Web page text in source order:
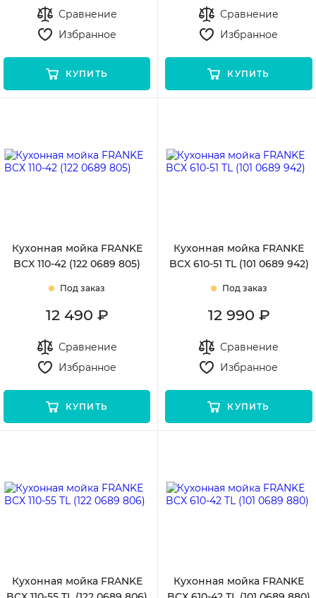
Сравнение
Избранное
КУПИТЬ
Сравнение
Избранное
КУПИТЬ
Кухонная мойка FRANKE
BCX 110-42 (122 0689 805)
Под заказ
12 490 ₽
Сравнение
Избранное
КУПИТЬ
Кухонная мойка FRANKE
BCX 610-51 TL (101 0689 942)
Под заказ
12 990 ₽
Сравнение
Избранное
КУПИТЬ
Кухонная мойка FRANKE
Кухонная мойка FRANKE